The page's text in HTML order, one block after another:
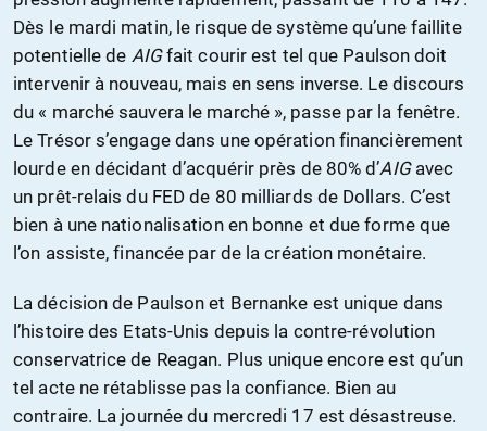
Dès le mardi matin, le risque de système qu’une faillite
potentielle de AIGfait courir est tel que Paulson doit
intervenir à nouveau, mais en sens inverse. Le discours
du « marché sauvera le marché », passe par la fenêtre.
Le Trésor s’engage dans une opération financièrement
lourde en décidant d’acquérir près de 80% d’AIGavec
un prêt-relais du FED de 80 milliards de Dollars. C’est
bien à une nationalisation en bonne et due forme que
l’on assiste, financée par de la création monétaire.
La décision de Paulson et Bernanke est unique dans
l’histoire des Etats-Unis depuis la contre-révolution
conservatrice de Reagan. Plus unique encore est qu’un
tel acte ne rétablisse pas la confiance. Bien au
contraire. La journée du mercredi 17 est désastreuse.